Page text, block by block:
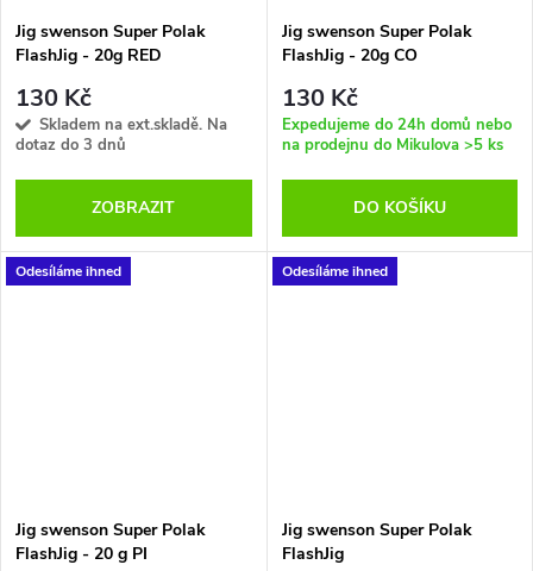
Jig swenson Super Polak
FlashJig - 20g RED
130 Kč
Skladem na ext.skladě. Na
dotaz do 3 dnů
ZOBRAZIT
Jig swenson Super Polak
FlashJig - 20g CO
130 Kč
Expedujeme do 24h domů nebo
na prodejnu do Mikulova >5 ks
DO KOŠÍKU
Odesíláme ihned
Jig swenson Super Polak
FlashJig - 20 g PI
Odesíláme ihned
Jig swenson Super Polak
FlashJig